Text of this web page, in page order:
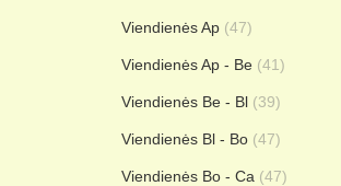
Viendienės Ap (47)
Viendienės Ap - Be (41)
Viendienės Be - Bl (39)
Viendienės Bl - Bo (47)
Viendienės Bo - Ca (47)